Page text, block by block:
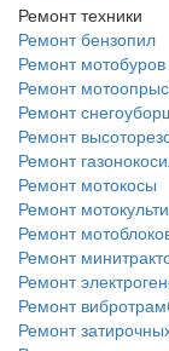
Ремонт техники
Ремонт бензопил
Ремонт мотобуров
Ремонт
Ремонт
Ремонт
Ремонт
Ремонт мотокосы
Ремонт
Ремонт
Ремонт
Ремонт
Ремонт
Ремонт